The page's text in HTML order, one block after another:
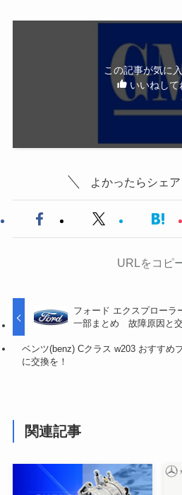
この記事が気に
いいねして
よかったらシェア
URLをコピ
フォード エクスプローラ
一部まとめ 故障原因と
ベンツ(benz) Cクラス w203 おすすめ
に交換を！
関連記事